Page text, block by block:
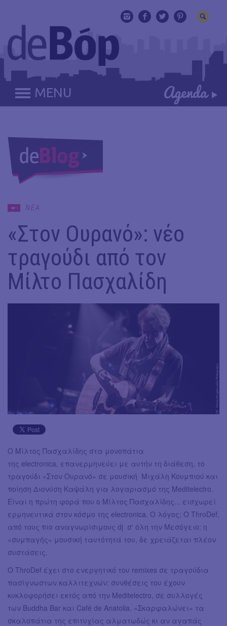
MENU
ΝΕΑ
«Στον Ουρανό»: νέο
τραγούδι από τον
Μίλτο Πασχαλίδη
Ο Μίλτος Πασχαλίδης στα μονοπάτια
της electronica, επανερμηνεύει με αυτήν τη διάθεση, το
τραγούδι «Στον Ουρανό» σε μουσική Μιχάλη Κουμπιού και
ποίηση Διονύση Καψάλη για λογαριασμό της Meditelectro.
Είναι η πρώτη φορά που ο Μίλτος Πασχαλίδης... εισχωρεί
ερμηνευτικά στον κόσμο της electronica. Ο λόγος; Ο ThroDef,
από τους πιο αναγνωρίσιμους dj σ' όλη την Μεσόγειο: η
«συμπαγής» μουσική ταυτότητά του, δε χρειάζεται πλέον
συστάσεις.
O ThroDef έχει στο ενεργητικό του remixes σε τραγούδια
πασίγνωστων καλλιτεχνών: συνθέσεις του έχουν
κυκλοφορήσει εκτός από την Meditelectro, σε συλλογές
των Buddha Bar και Café de Anatolia. «Σκαρφαλώνει» τα
σκαλοπάτια της επιτυχίας αλματωδώς κι αν αγαπάς